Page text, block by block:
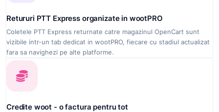
Retururi PTT Express organizate in wootPRO
Coletele PTT Express returnate catre magazinul OpenCart sunt
vizibile intr-un tab dedicat in wootPRO, fiecare cu stadiul actualizat
fara sa navighezi pe alte platforme.
Credite woot - o factura pentru tot